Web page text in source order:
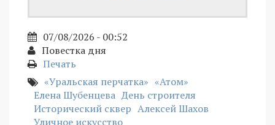
07/08/2026 - 00:52
Повестка дня
Печать
«Уральская перчатка» «Атом»
Елена Шубенцева День строителя
Исторический сквер Алексей Шахов
Уличное искусство